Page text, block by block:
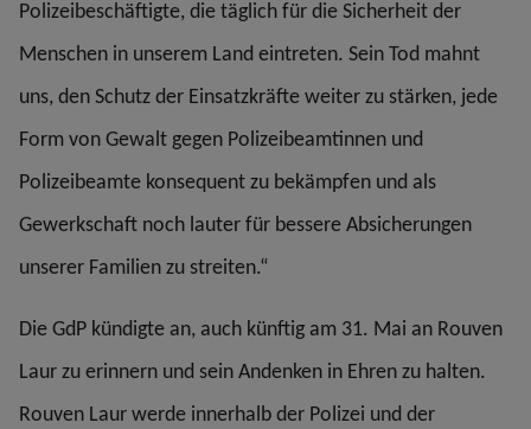
Polizeibeschäftigte, die täglich für die Sicherheit der
Menschen in unserem Land eintreten. Sein Tod mahnt
uns, den Schutz der Einsatzkräfte weiter zu stärken, jede
Form von Gewalt gegen Polizeibeamtinnen und
Polizeibeamte konsequent zu bekämpfen und als
Gewerkschaft noch lauter für bessere Absicherungen
unserer Familien zu streiten.“
Die GdP kündigte an, auch künftig am 31. Mai an Rouven
Laur zu erinnern und sein Andenken in Ehren zu halten.
Rouven Laur werde innerhalb der Polizei und der